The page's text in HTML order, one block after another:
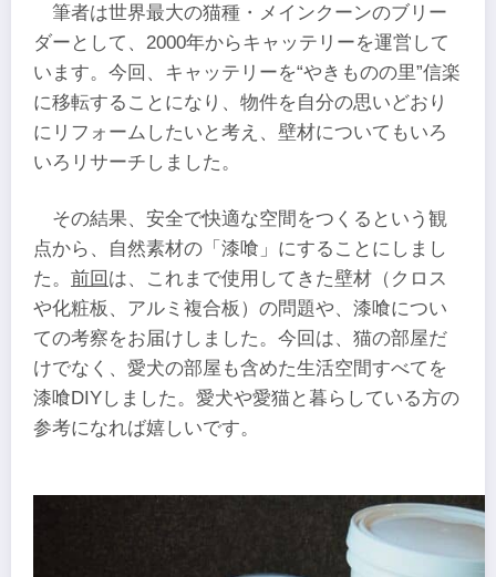
筆者は世界最大の猫種・メインクーンのブリー
ダーとして、2000年からキャッテリーを運営して
います。今回、キャッテリーを“やきものの里”信楽
に移転することになり、物件を自分の思いどおり
にリフォームしたいと考え、壁材についてもいろ
いろリサーチしました。
その結果、安全で快適な空間をつくるという観
点から、自然素材の「漆喰」にすることにしまし
た。 前回 は、これまで使用してきた壁材（クロス
や化粧板、アルミ複合板）の問題や、漆喰につい
ての考察をお届けしました。今回は、猫の部屋だ
けでなく、愛犬の部屋も含めた生活空間すべてを
漆喰DIYしました。愛犬や愛猫と暮らしている方の
参考になれば嬉しいです。